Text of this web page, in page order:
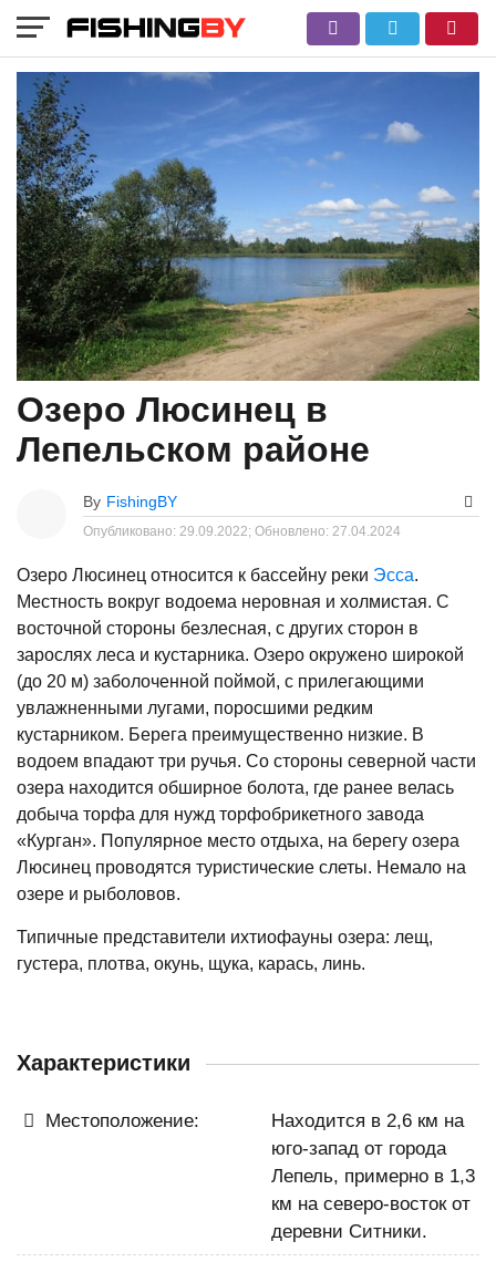
Озеро Люсинец в
Лепельском районе
By FishingBY
Опубликовано: 29.09.2022; Обновлено: 27.04.2024
Озеро Люсинец относится к бассейну реки Эсса.
Местность вокруг водоема неровная и холмистая. С
восточной стороны безлесная, с других сторон в
зарослях леса и кустарника. Озеро окружено широкой
(до 20 м) заболоченной поймой, с прилегающими
увлажненными лугами, поросшими редким
кустарником. Берега преимущественно низкие. В
водоем впадают три ручья. Со стороны северной части
озера находится обширное болота, где ранее велась
добыча торфа для нужд торфобрикетного завода
«Курган». Популярное место отдыха, на берегу озера
Люсинец проводятся туристические слеты. Немало на
озере и рыболовов.
Типичные представители ихтиофауны озера: лещ,
густера, плотва, окунь, щука, карась, линь.
Характеристики
Местоположение:
Находится в 2,6 км на
юго-запад от города
Лепель, примерно в 1,3
км на северо-восток от
деревни Ситники.